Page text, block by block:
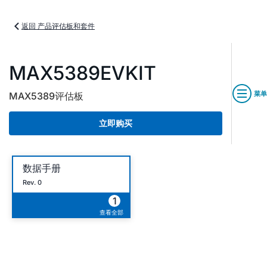
返回 产品评估板和套件
MAX5389EVKIT
MAX5389评估板
立即购买
菜单
数据手册
Rev. 0
1
查看全部